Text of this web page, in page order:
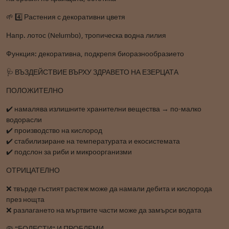
🌱 4️⃣ Растения с декоративни цветя
Напр. лотос (Nelumbo), тропическа водна лилия
Функция: декоративна, подкрепя биоразнообразието
🩺 ВЪЗДЕЙСТВИЕ ВЪРХУ ЗДРАВЕТО НА ЕЗЕРЦАТА
ПОЛОЖИТЕЛНО
✔️ намалява излишните хранителни вещества → по-малко
водорасли
✔️ производство на кислород
✔️ стабилизиране на температурата и екосистемата
✔️ подслон за риби и микроорганизми
ОТРИЦАТЕЛНО
❌ твърде гъстият растеж може да намали дебита и кислорода
през нощта
❌ разлагането на мъртвите части може да замърси водата